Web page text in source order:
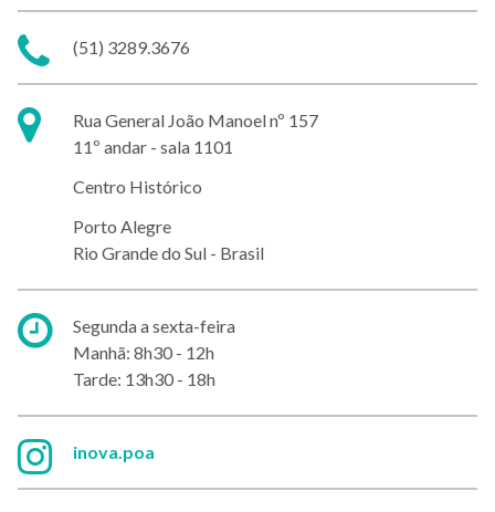
Telefone:
(51) 3289.3676
Endereço:
Rua General João Manoel nº 157
11º andar - sala 1101
Centro Histórico
Porto Alegre
Rio Grande do Sul - Brasil
Horário
de
atendimento:
Segunda a sexta-feira
Manhã: 8h30 - 12h
Tarde: 13h30 - 18h
Instagram:
inova.poa